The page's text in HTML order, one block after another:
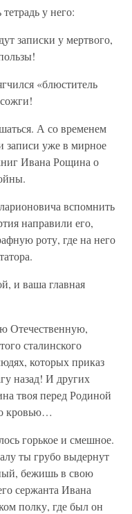
у него:
записки у мертвого,
«блюститель
А со временем
записи уже в мирное
Ивана Рощина о
вспомнить
направили его,
роту, где на него
и ваша главная
Отечественную,
сталинского
которых приказ
назад! И других
твоя перед Родиной
кровью…
горькое и смешное.
ты грубо выдернут
бежишь в свою
сержанта Ивана
полку, где был он